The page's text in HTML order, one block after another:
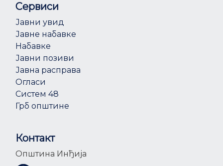
Сервиси
Јавни увид
Јавне набавке
Набавке
Јавни позиви
Јавна расправа
Огласи
Систем 48
Грб општине
Контакт
Општина Инђија